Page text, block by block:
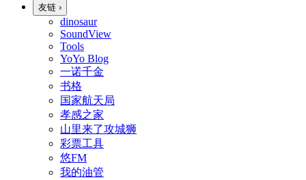
友链 ›
dinosaur
SoundView
Tools
YoYo Blog
一诺千金
书格
国家航天局
孝感之家
山里来了攻城狮
彩票工具
悠FM
我的油管